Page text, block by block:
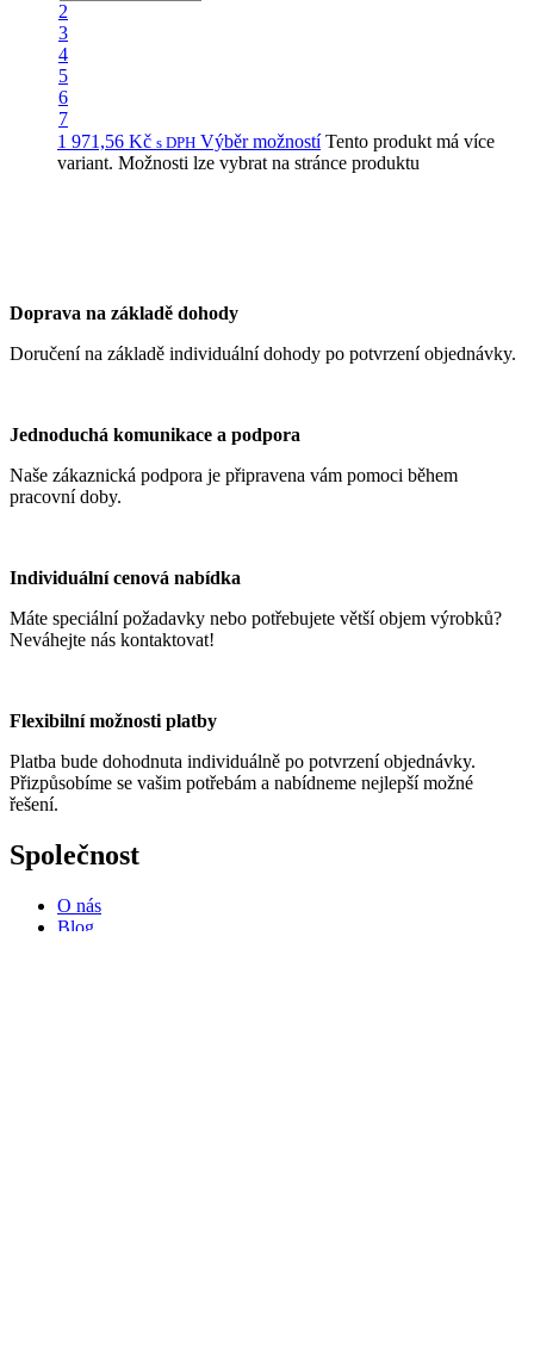
2
3
4
5
6
7
1 971,56 Kč s DPH Výběr možností Tento produkt má více
variant. Možnosti lze vybrat na stránce produktu
Doprava na základě dohody
Doručení na základě individuální dohody po potvrzení objednávky.
Jednoduchá komunikace a podpora
Naše zákaznická podpora je připravena vám pomoci během
pracovní doby.
Individuální cenová nabídka
Máte speciální požadavky nebo potřebujete větší objem výrobků?
Neváhejte nás kontaktovat!
Flexibilní možnosti platby
Platba bude dohodnuta individuálně po potvrzení objednávky.
Přizpůsobíme se vašim potřebám a nabídneme nejlepší možné
řešení.
Společnost
O nás
Blog